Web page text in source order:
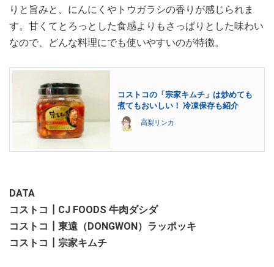
りと旨みと、にんにくやトウガラシの香りが感じられま
す。甘くてとろっとした食感よりもさっぱりとした味わい
なので、どんな料理にでも使いやすいのが特徴。
コストコの「宗家キムチ」は炒めても
煮てもおいしい！ 冷凍保存も紹介
高梨リンカ
DATA
コストコ┃CJ FOODS 牛肉ダシダ
コストコ┃東遠（DONGWON）ラッポッキ
コストコ┃宗家キムチ